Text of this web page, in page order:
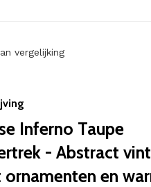
vergelijking
Inferno Taupe
- Abstract
ornamenten en